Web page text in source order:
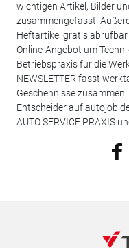
wichtigen Artikel, Bilder
zusammengefasst.
Heftartikel gratis abrufbar
Online-Angebot um
Betriebspraxis für die
NEWSLETTER fasst
Geschehnisse
Entscheider auf
AUTO SERVICE PRAXIS